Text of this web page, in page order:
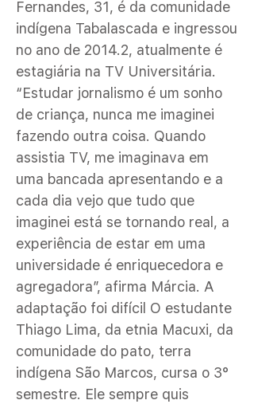
Fernandes, 31, é da comunidade
indígena Tabalascada e ingressou
no ano de 2014.2, atualmente é
estagiária na TV Universitária.
“Estudar jornalismo é um sonho
de criança, nunca me imaginei
fazendo outra coisa. Quando
assistia TV, me imaginava em
uma bancada apresentando e a
cada dia vejo que tudo que
imaginei está se tornando real, a
experiência de estar em uma
universidade é enriquecedora e
agregadora”, afirma Márcia. A
adaptação foi difícil O estudante
Thiago Lima, da etnia Macuxi, da
comunidade do pato, terra
indígena São Marcos, cursa o 3°
semestre. Ele sempre quis